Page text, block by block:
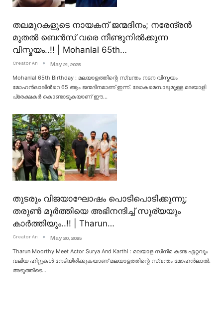
തലമുറകളുടെ നായകന് ജന്മദിനം; നരേന്ദ്രൻ
മുതൽ ബെൻസ് വരെ നീണ്ടുനിൽക്കുന്ന
വിസ്മയം..!! | Mohanlal 65th…
Creator An May 21, 2025
Mohanlal 65th Birthday : മലയാളത്തിന്റെ സ്വന്തം നടന വിസ്മയം
മോഹൻലാലിൻറെ 65 ആം ജന്മദിനമാണ് ഇന്ന്. ലോകമെമ്പാടുമുള്ള മലയാളി
പ്രേക്ഷകർ കൊണ്ടാടുകയാണ് ഈ…
തുടരും വിജയാഘോഷം പൊടിപൊടിക്കുന്നു;
തരുൺ മൂർത്തിയെ അഭിനന്ദിച്ച് സൂര്യയും
കാര്‍ത്തിയും..!! | Tharun…
Creator An May 20, 2025
Tharun Moorthy Meet Actor Surya And Karthi : മലയാള സിനിമ കണ്ട ഏറ്റവും
വലിയ ഹിറ്റുകൾ നേടിയിരിക്കുകയാണ് മലയാളത്തിന്റെ സ്വന്തം മോഹൻലാൽ.
അടുത്തിടെ…